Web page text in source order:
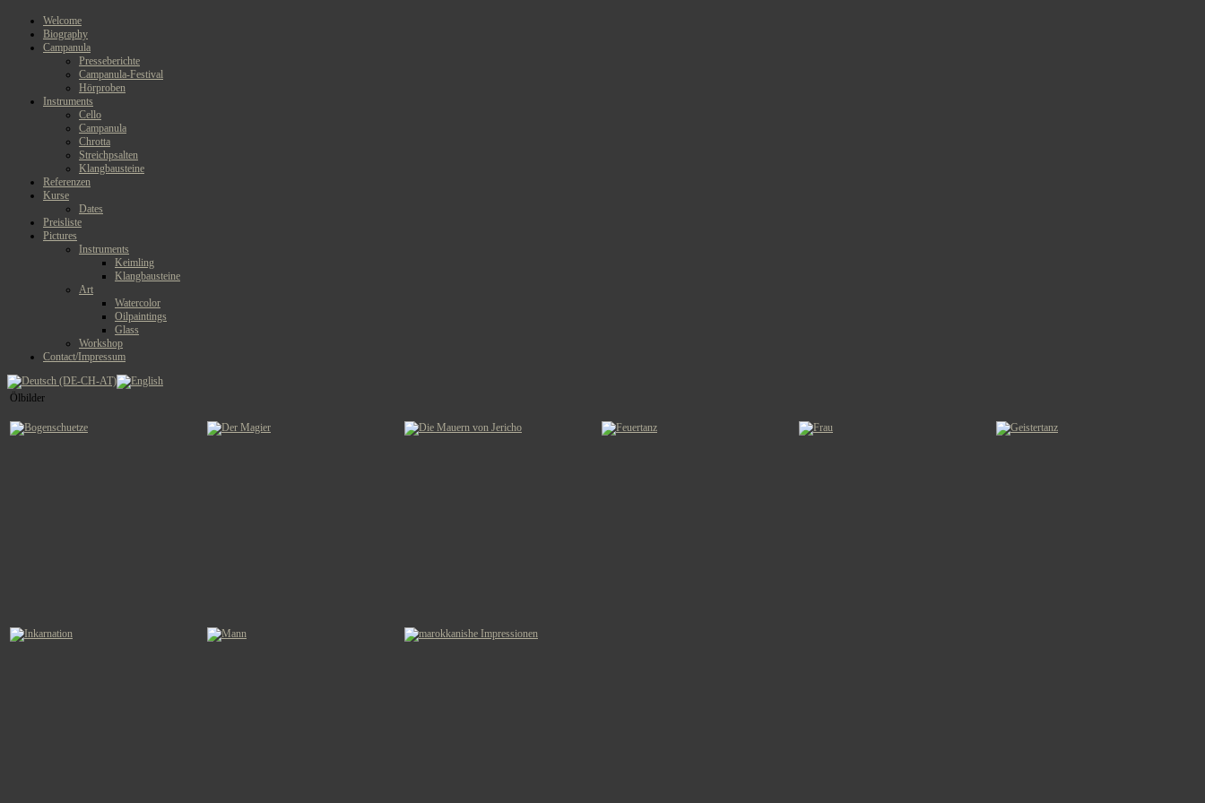
Welcome
Biography
Campanula
Presseberichte
Campanula-Festival
Hörproben
Instruments
Cello
Campanula
Chrotta
Streichpsalten
Klangbausteine
Referenzen
Kurse
Dates
Preisliste
Pictures
Instruments
Keimling
Klangbausteine
Art
Watercolor
Oilpaintings
Glass
Workshop
Contact/Impressum
Ölbilder